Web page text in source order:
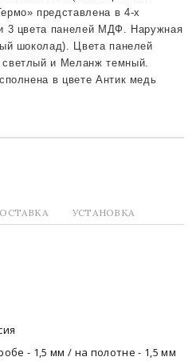
представлена в 4-х
3 цвета панелей МДФ. Наружная
шоколад). Цвета панелей
и Меланж темный.
в цвете Антик медь
УСТАНОВКА
- 1,5 мм / на полотне - 1,5 мм